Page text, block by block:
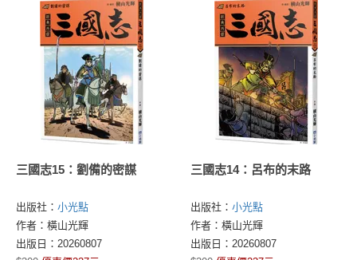
三國志15：劉備的密謀
出版社： 小光點
作者：橫山光輝
出版日：20260807
三國志14：呂布的末路
出版社： 小光點
作者：橫山光輝
出版日：20260807